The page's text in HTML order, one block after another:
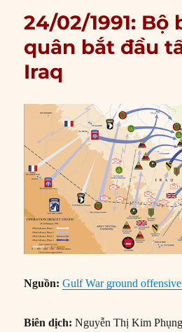
24/02/1991: Bộ
quân bắt đầu
Iraq
Nguồn:Gulf War ground
Biên dịch: Nguyễn Thị Kim Phụng